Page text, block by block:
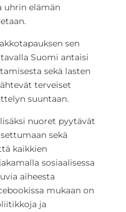
uhrin elämän
sen
Suomi antaisi
sekä lasten
terveiset
suuntaan.
nuoret pyytävät
sekä
kaikkien
sosiaalisessa
aiheesta
mukaan on
ja